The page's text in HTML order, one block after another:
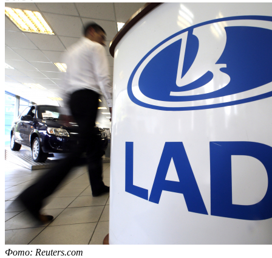
Фото: Reuters.com